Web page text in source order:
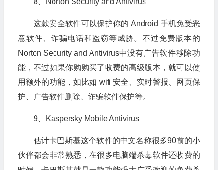
8、Norton Security and Antivirus
这款安全软件可以保护你的 Android 手机免受恶
意软件、诈骗电话和盗窃等威胁。不过免费版本的
Norton Security and Antivirus中没有广告软件移除功
能，不过如果你购购买了收费的高级版本，就可以使
用额外的功能，如比如 wifi 安全、实时警报、网页保
护、广告软件删除、诈骗软件保护等。
9、Kaspersky Mobile Antivirus
估计卡巴斯基这个软件的中文名称很多90前的小
伙伴都会非常熟悉，在很多电脑端杀毒软件还收费的